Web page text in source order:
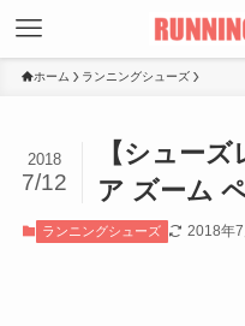
ホーム ランニングシューズ
【シュー
ア ズーム
2018
7/12
ランニングシューズ 2018年7